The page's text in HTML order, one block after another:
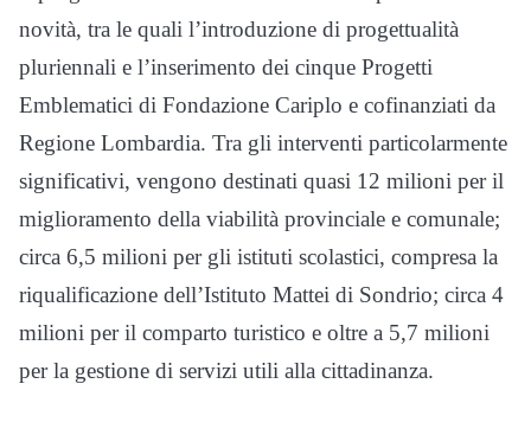
novità, tra le quali l’introduzione di progettualità
pluriennali e l’inserimento dei cinque Progetti
Emblematici di Fondazione Cariplo e cofinanziati da
Regione Lombardia. Tra gli interventi particolarmente
significativi, vengono destinati quasi 12 milioni per il
miglioramento della viabilità provinciale e comunale;
circa 6,5 milioni per gli istituti scolastici, compresa la
riqualificazione dell’Istituto Mattei di Sondrio; circa 4
milioni per il comparto turistico e oltre a 5,7 milioni
per la gestione di servizi utili alla cittadinanza.